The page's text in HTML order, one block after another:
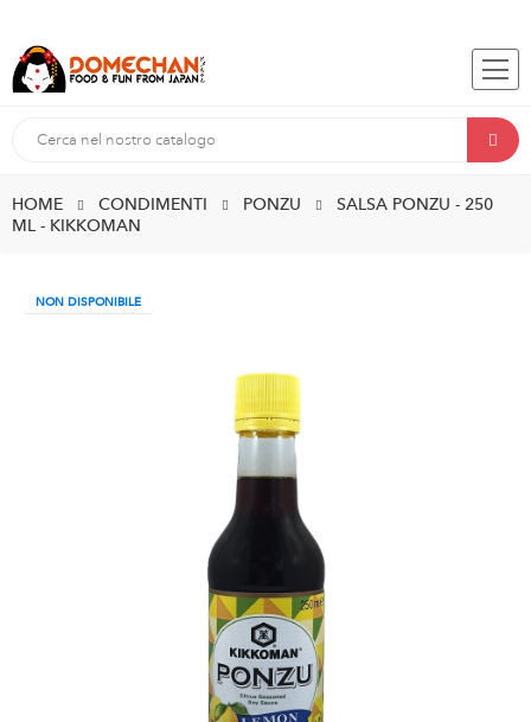
HOME CONDIMENTI PONZU
SALSA PONZU - 250
ML - KIKKOMAN
NON DISPONIBILE